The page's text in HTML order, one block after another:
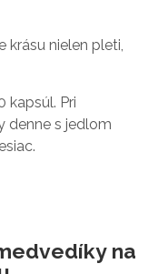
krásu nielen pleti,
kapsúl. Pri
denne s jedlom
na